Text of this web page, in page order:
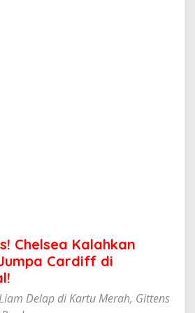
W
o
l
v
e
s
Chelsea Kalahkan
Cardiff di
Delap di Kartu Merah, Gittens